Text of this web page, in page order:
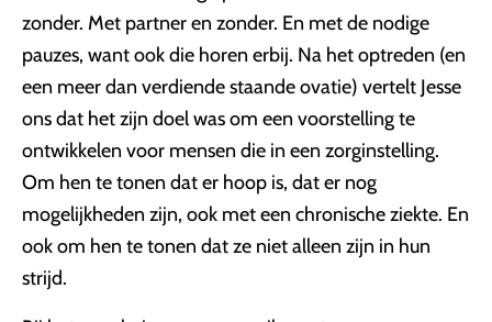
zonder. Met partner en zonder. En met de nodige
pauzes, want ook die horen erbij. Na het optreden (en
een meer dan verdiende staande ovatie) vertelt Jesse
ons dat het zijn doel was om een voorstelling te
ontwikkelen voor mensen die in een zorginstelling.
Om hen te tonen dat er hoop is, dat er nog
mogelijkheden zijn, ook met een chronische ziekte. En
ook om hen te tonen dat ze niet alleen zijn in hun
strijd.